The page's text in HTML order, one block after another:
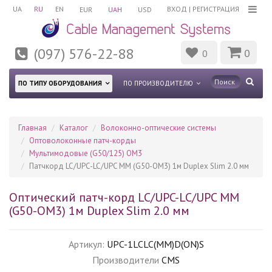
UA RU EN ВХОД | РЕГИСТРАЦИЯ
EUR UAH USD
(097) 576-22-88 0 0
ПО ТИПУ ОБОРУДОВАНИЯ ПО ПРОИЗВОДИТЕЛЮ
Главная Каталог
Волоконно-оптические системы
Оптоволоконные патч-корды
Мультимодовые (G50/125) OM3
Патчкорд LC/UPC-LC/UPC MM (G50-OM3) 1м Duplex Slim 2.0 мм
Оптический патч-корд LC/UPC-LC/UPC MM
(G50-OM3) 1м Duplex Slim 2.0 мм
Артикул: UPC-1LCLC(MM)D(ON)S
Производители CMS